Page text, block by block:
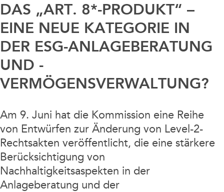
Finanzierung / Bank / Kapitalmarkt
Fintech/Crypto
Litigation
Real Estate
Steuern / Bilanz
Sustainable Finance
DAS „ART. 8*-PRODUKT“ –
EINE NEUE KATEGORIE IN
DER ESG-ANLAGEBERATUNG
UND -
VERMÖGENSVERWALTUNG?
Am 9. Juni hat die Kommission eine Reihe
von Entwürfen zur Änderung von Level-2-
Rechtsakten veröffentlicht, die eine stärkere
Berücksichtigung von
Nachhaltigkeitsaspekten in der
Anlageberatung und der